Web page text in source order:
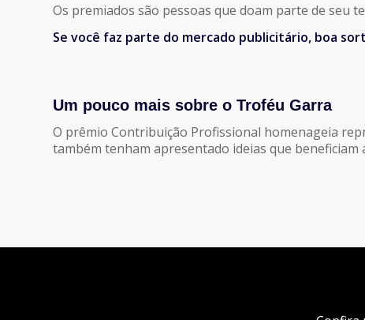
Os premiados são pessoas que doam parte de seu
Se você faz parte do mercado publicitário, boa
Um pouco mais sobre o Troféu Garra
O prêmio Contribuição Profissional homenageia
também tenham apresentado ideias que beneficiam